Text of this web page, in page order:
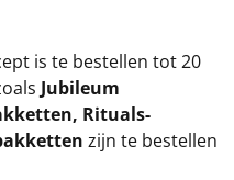
is te bestellen tot 20
Jubileum
, Rituals-
zijn te bestellen